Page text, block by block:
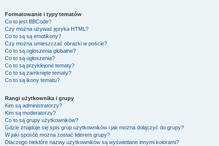
Formatowanie i typy tematów
Co to jest BBCode?
Czy można używać języka HTML?
Co to są są emotikony?
Czy można umieszczać obrazki w poście?
Co to są ogłoszenia globalne?
Co to są ogłoszenia?
Co to są przyklejone tematy?
Co to są zamknięte tematy?
Co to są ikony tematu?
Rangi użytkownika i grupy
Kim są administratorzy?
Kim są moderatorzy?
Co to są grupy użytkowników?
Gdzie znajduje się spis grup użytkowników i jak można dołączyć do grupy?
W jaki sposób można zostać liderem grupy?
Dlaczego niektóre nazwy użytkowników są wyświetlane innymi kolorami?